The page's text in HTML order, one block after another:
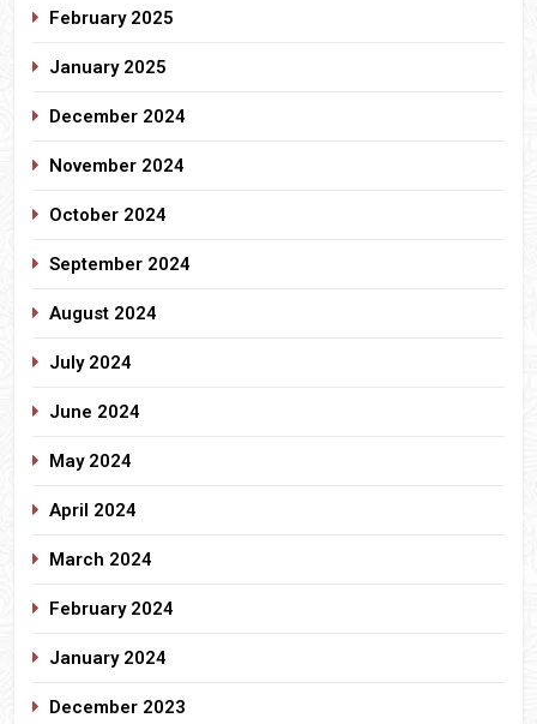
February 2025
January 2025
December 2024
November 2024
October 2024
September 2024
August 2024
July 2024
June 2024
May 2024
April 2024
March 2024
February 2024
January 2024
December 2023